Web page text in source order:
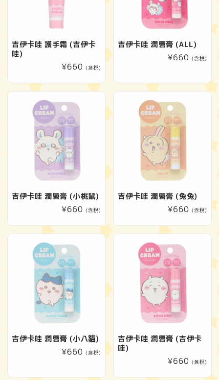
吉伊卡哇 護手霜 (吉伊卡
哇)
定
¥660 (含稅)
吉伊卡哇 潤唇膏 (ALL)
定
¥660 (含稅)
吉伊卡哇 潤唇膏 (小桃鼠)
定
¥660 (含稅)
吉伊卡哇 潤唇膏 (兔兔)
定
¥660 (含稅)
吉伊卡哇 潤唇膏 (小八貓)
定
¥660 (含稅)
吉伊卡哇 潤唇膏 (吉伊卡
哇)
定
¥660 (含稅)